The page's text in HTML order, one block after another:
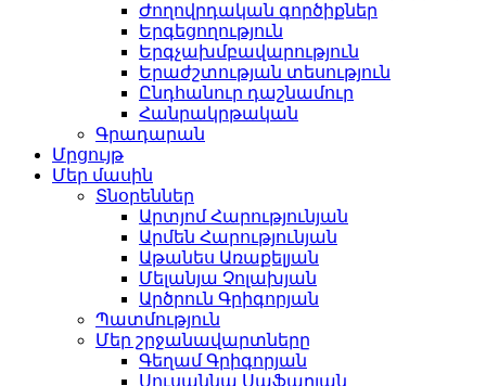
Ժողովրդական գործիքներ
Երգեցողություն
Երգչախմբավարություն
Երաժշտության տեսություն
Ընդհանուր դաշնամուր
Հանրակրթական
Գրադարան
Մրցույթ
Մեր մասին
Տնօրեններ
Արտյոմ Հարությունյան
Արմեն Հարությունյան
Աթանես Առաքելյան
Մելանյա Չոլախյան
Արծրուն Գրիգորյան
Պատմություն
Մեր շրջանավարտները
Գեղամ Գրիգորյան
Սուսաննա Սաֆարյան